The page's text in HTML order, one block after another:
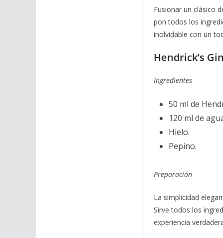
Fusionar un clásico
pon todos los
inolvidable con un
Hendrick’s
Ingredientes
50 ml de
120 ml de
Hielo.
Pepino.
Preparación
La simplicidad
Sirve todos los
experiencia